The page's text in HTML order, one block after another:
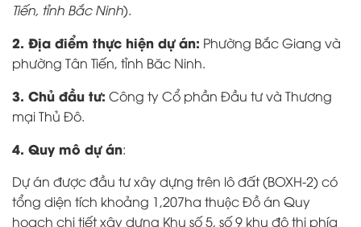
Tiến, tỉnh Bắc Ninh).
2. Địa điểm thực hiện dự án: Phường Bắc Giang và
phường Tân Tiến, tỉnh Băc Ninh.
3. Chủ đầu tư: Công ty Cổ phần Đầu tư và Thương
mại Thủ Đô.
4. Quy mô dự án:
Dự án được đầu tư xây dựng trên lô đất (BOXH-2) có
tổng diện tích khoảng 1,207ha thuộc Đồ án Quy
hoạch chi tiết xây dựng Khu số 5, số 9 khu đô thị phía